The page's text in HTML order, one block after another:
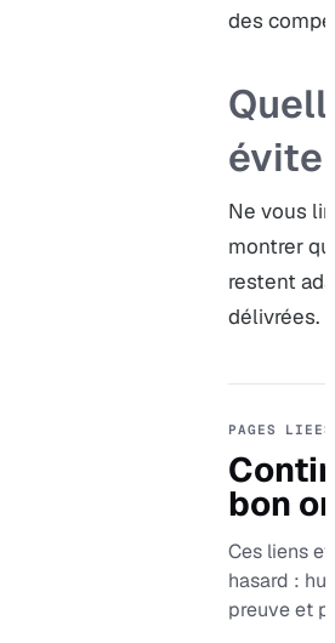
des
Ne vous
montrer
restent
délivrées.
PAGES LIEES
bon
Ces liens
hasard :
preuve et